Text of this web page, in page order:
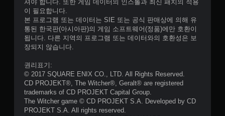
셔야 합니다. 또한 게임 데이터의 인스톨과 최신 패치의 적용
이 필요합니다.
본 프로그램 또는 데이터는 SIE 또는 공식 판매상에 의해 유
통된 한국판(아시아판)의 게임 소프트웨어(정품)에만 호환이
됩니다. 다른 지역의 프로그램 또는 데이터와의 호환성은 보
장되지 않습니다.
권리표기:
© 2017 SQUARE ENIX CO., LTD. All Rights Reserved.
CD PROJEKT®, The Witcher®, Geralt® are registered
trademarks of CD PROJEKT Capital Group.
The Witcher game © CD PROJEKT S.A. Developed by CD
PROJEKT S.A. All rights reserved.